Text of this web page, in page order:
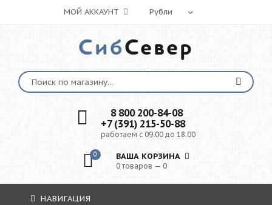
МОЙ АККАУНТ
СибСевер
8 800 200-84-08
+7 (391) 215-50-88
работаем с 09.00 до 18.00
0 ВАША КОРЗИНА
0 товаров — 0
НАВИГАЦИЯ